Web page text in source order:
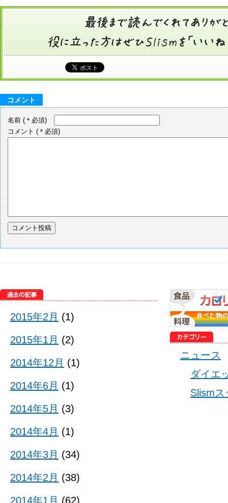
コメント
名前 (＊必須)
コメント (＊必須)
ニュース
ダイエ
Slism
2015年2月 (1)
2015年1月 (2)
2014年12月 (1)
2014年6月 (1)
2014年5月 (3)
2014年4月 (1)
2014年3月 (34)
2014年2月 (38)
2014年1月 (62)